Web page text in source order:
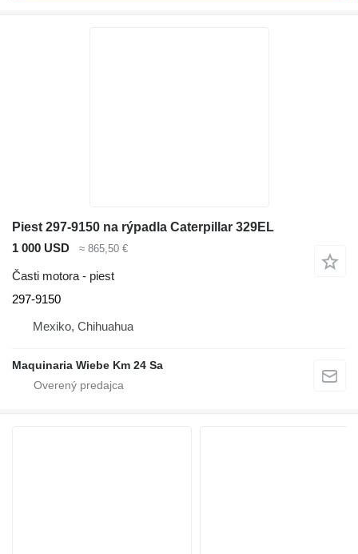
Piest 297-9150 na rýpadla Caterpillar 329EL
1 000 USD
≈ 865,50 €
Časti motora - piest
297-9150
Mexiko, Chihuahua
Maquinaria Wiebe Km 24 Sa